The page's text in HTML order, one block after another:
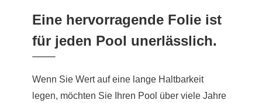
Eine hervorragende Folie ist
für jeden Pool unerlässlich.
Wenn Sie Wert auf eine lange Haltbarkeit
legen, möchten Sie Ihren Pool über viele Jahre